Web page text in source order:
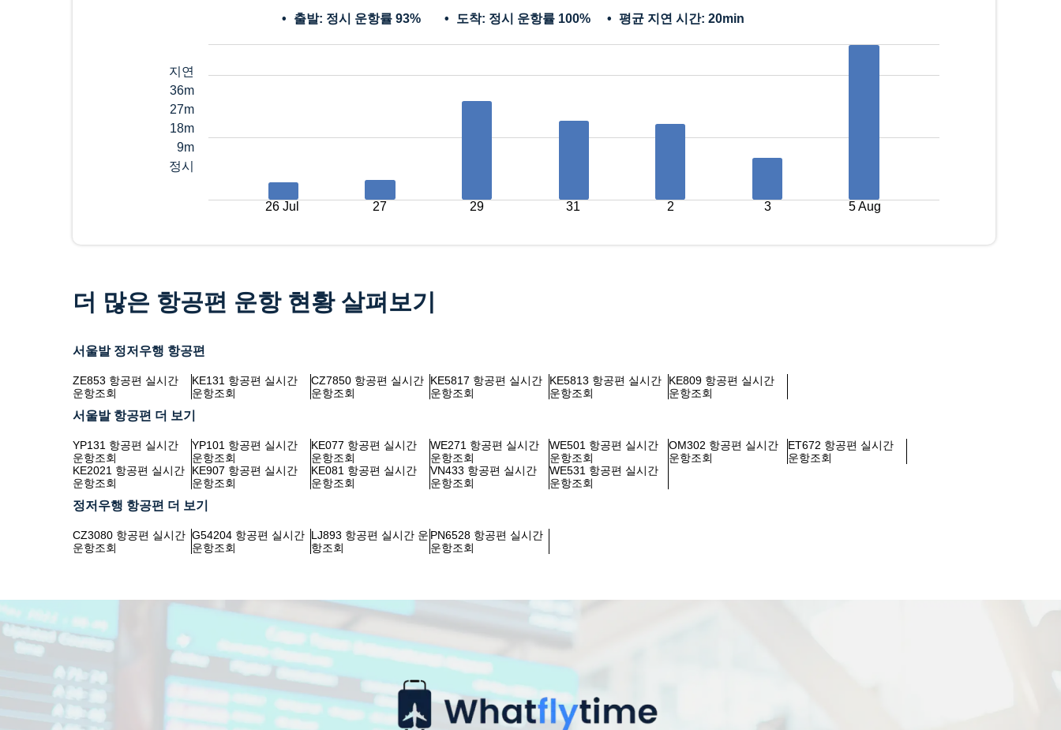
출발: 정시 운항률 93% 도착: 정시 운항률 100% 평균 지연 시간: 20min
지연
36m
27m
18m
9m
정시
26 Jul 27 29 31 2 3 5 Aug
더 많은 항공편 운항 현황 살펴보기
서울발 정저우행 항공편
ZE853 항공편 실시간
운항조회
KE131 항공편 실시간
운항조회
CZ7850 항공편 실시간
운항조회
KE5817 항공편 실시간
운항조회
KE5813 항공편 실시간
운항조회
KE809 항공편 실시간
운항조회
서울발 항공편 더 보기
YP131 항공편 실시간
운항조회
YP101 항공편 실시간
운항조회
KE077 항공편 실시간
운항조회
WE271 항공편 실시간
운항조회
WE501 항공편 실시간
운항조회
OM302 항공편 실시간
운항조회
ET672 항공편 실시간
운항조회
KE2021 항공편 실시간
운항조회
KE907 항공편 실시간
운항조회
KE081 항공편 실시간
운항조회
VN433 항공편 실시간
운항조회
WE531 항공편 실시간
운항조회
정저우행 항공편 더 보기
CZ3080 항공편 실시간
운항조회
G54204 항공편 실시간
운항조회
LJ893 항공편 실시간 운
항조회
PN6528 항공편 실시간
운항조회